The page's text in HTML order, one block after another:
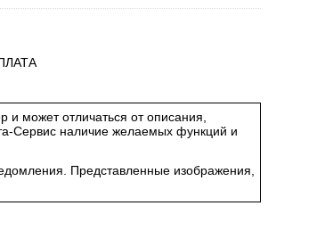
может отличаться от описания,
Сервис наличие желаемых функций и
Представленные изображения,